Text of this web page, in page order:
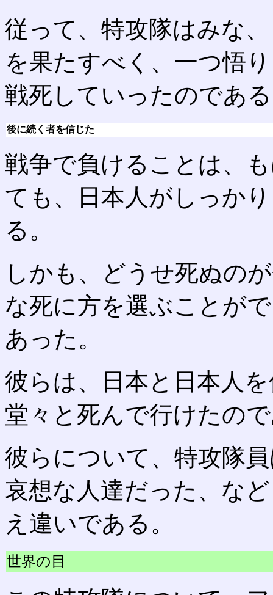
従って、特攻隊はみな
を果たすべく、一つ悟
戦死していったのであ
後に続く者を信じた
戦争で負けることは、
ても、日本人がしっか
る。
しかも、どうせ死ぬの
な死に方を選ぶことが
あった。
彼らは、日本と日本人
堂々と死んで行けたの
彼らについて、特攻隊
哀想な人達だった、な
え違いである。
世界の目